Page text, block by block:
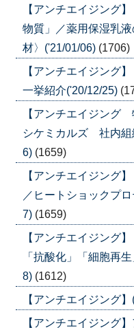
【アンチエイジング
物質」／薬用保湿乳
材〉('21/01/06) (1706)
【アンチエイジング
一挙紹介('20/12/25)
【アンチエイジン
シケミカルズ 社内組
6) (1659)
【アンチエイジング
／ヒートショックプ
7) (1659)
【アンチエイジング
「抗酸化」「細胞再
8) (1612)
【アンチエイジング
【アンチエイジング